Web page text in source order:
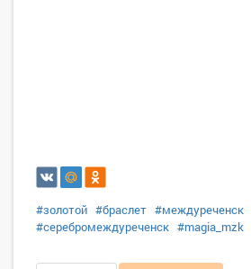
#золотой #браслет #междуреченск
#серебромеждуреченск #magia_mzk